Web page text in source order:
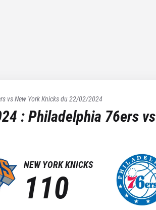
vsNew York Knicksdu22/02/2024
:Philadelphia 76ers vs
NEW YORK KNICKS
110